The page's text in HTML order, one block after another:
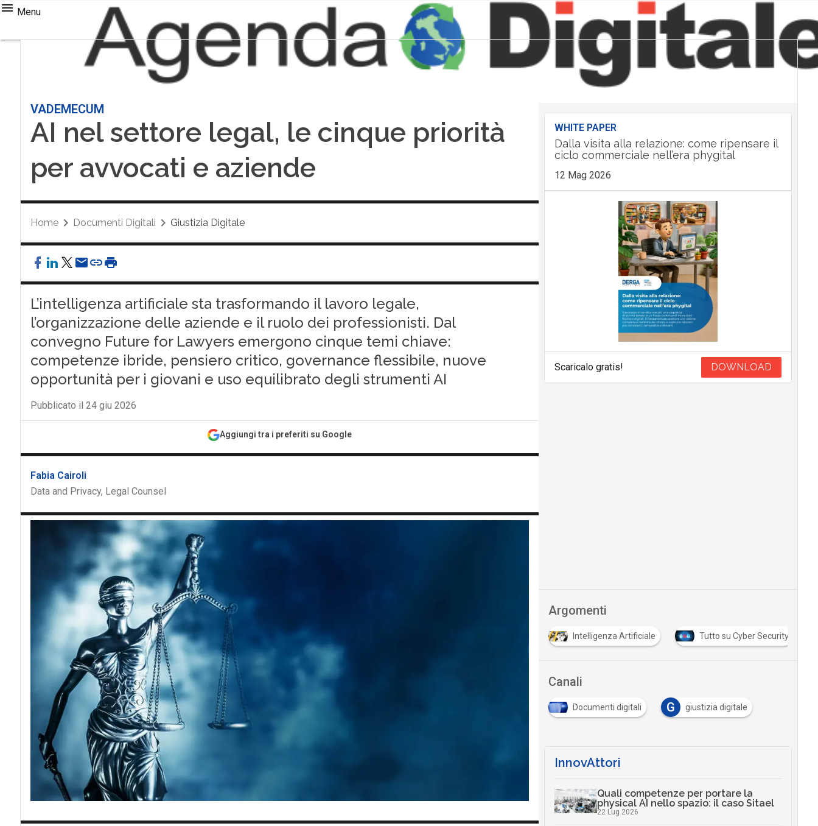
Menu
VADEMECUM
AI nel settore legal, le cinque priorità
per avvocati e aziende
Home Documenti Digitali Giustizia Digitale
L’intelligenza artificiale sta trasformando il lavoro legale,
l’organizzazione delle aziende e il ruolo dei professionisti. Dal
convegno Future for Lawyers emergono cinque temi chiave:
competenze ibride, pensiero critico, governance flessibile, nuove
opportunità per i giovani e uso equilibrato degli strumenti AI
Pubblicato il 24 giu 2026
Aggiungi tra i preferiti su Google
Fabia Cairoli
Data and Privacy, Legal Counsel
WHITE PAPER
Dalla visita alla relazione: come ripensare il
ciclo commerciale nell’era phygital
12 Mag 2026
Scaricalo gratis! DOWNLOAD
Argomenti
Intelligenza Artificiale Tutto su Cyber Security
Canali
Documenti digitali G giustizia digitale
InnovAttori
Quali competenze per portare la
physical AI nello spazio: il caso Sitael
22 Lug 2026